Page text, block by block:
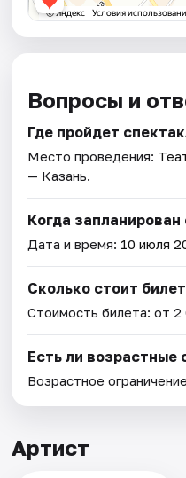
Вопросы и
Где пройдет
Место проведения:
— Казань.
Когда запланирован
Дата и время: 10 июля
Сколько стоит
Стоимость билета: от 2
Есть ли возрастные
Возрастное
Артист